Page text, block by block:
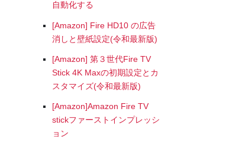
自動化する
[Amazon] Fire HD10 の広告
消しと壁紙設定(令和最新版)
[Amazon] 第３世代Fire TV
Stick 4K Maxの初期設定とカ
スタマイズ(令和最新版)
[Amazon]Amazon Fire TV
stickファーストインプレッシ
ョン